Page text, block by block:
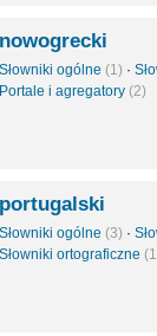
nowogrecki
Słowniki ogólne (1) ·
Portale i agregatory (2)
portugalski
Słowniki ogólne (3) ·
Słowniki ortograficzne